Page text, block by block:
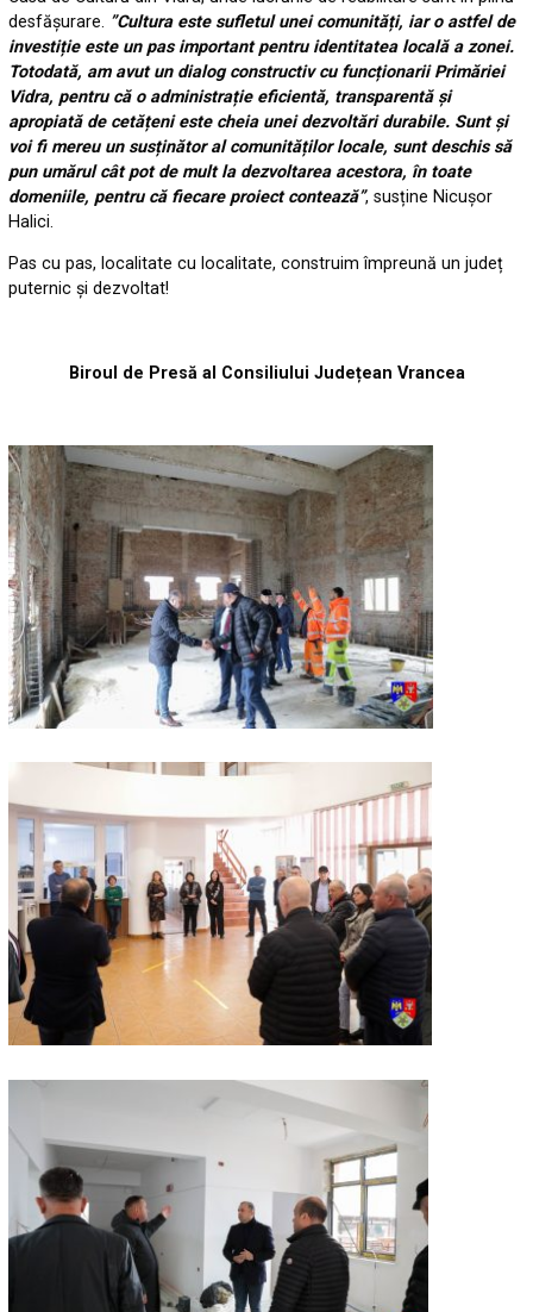
desfășurare. ”Cultura este sufletul unei comunități, iar o astfel de
investiție este un pas important pentru identitatea locală a zonei.
Totodată, am avut un dialog constructiv cu funcționarii Primăriei
Vidra, pentru că o administrație eficientă, transparentă și
apropiată de cetățeni este cheia unei dezvoltări durabile. Sunt și
voi fi mereu un susținător al comunităților locale, sunt deschis să
pun umărul cât pot de mult la dezvoltarea acestora, în toate
domeniile, pentru că fiecare proiect contează”, susține Nicușor
Halici.
Pas cu pas, localitate cu localitate, construim împreună un județ
puternic și dezvoltat!
Biroul de Presă al Consiliului Județean Vrancea